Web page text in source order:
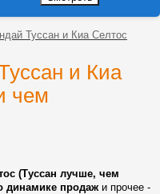
Туссан и Киа Селтос
и Киа
чем
(Туссан лучше, чем
динамике продажи прочее -